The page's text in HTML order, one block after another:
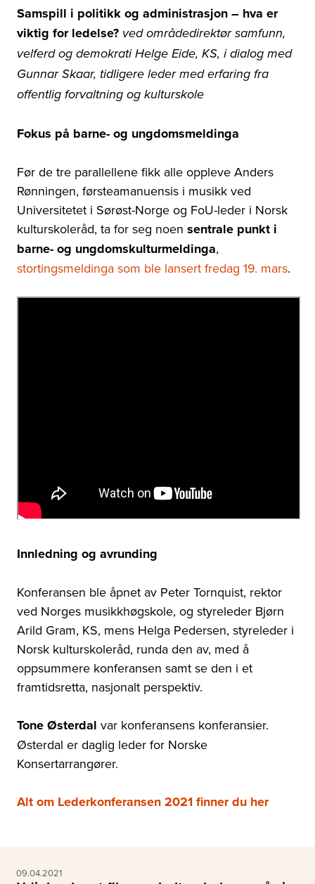
Samspill i politikk og administrasjon– hva er
viktig for ledelse? vedområdedirektør samfunn,
velferd og demokrati Helge Eide, KS, i dialog med
Gunnar Skaar, tidligere leder med erfaring fra
offentlig forvaltning og kulturskole
Fokus på barne- og ungdomsmeldinga
Før de tre parallellene fikk alle oppleve Anders
Rønningen, førsteamanuensis i musikk ved
Universitetet i Sørøst-Norge og FoU-leder i Norsk
kulturskoleråd, ta for seg noen sentrale punkt i
barne- og ungdomskulturmeldinga,
stortingsmeldinga som ble lansert fredag 19. mars.
Innledning og avrunding
Konferansen ble åpnet av Peter Tornquist, rektor
ved Norges musikkhøgskole, og styreleder Bjørn
Arild Gram, KS, mens Helga Pedersen, styreleder i
Norsk kulturskoleråd, runda den av, med å
oppsummere konferansen samt se den i et
framtidsretta, nasjonalt perspektiv.
ToneØsterdal var konferansens konferansier.
Østerdal er daglig leder for Norske
Konsertarrangører.
Alt om Lederkonferansen 2021 finner du her
09.04.2021